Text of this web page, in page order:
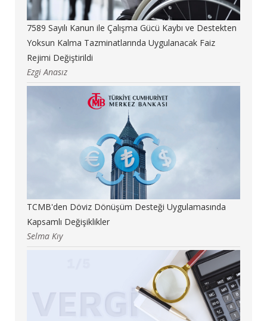
7589 Sayılı Kanun ile Çalışma Gücü Kaybı ve Destekten
Yoksun Kalma Tazminatlarında Uygulanacak Faiz
Rejimi Değiştirildi
Ezgi Anasız
TCMB'den Döviz Dönüşüm Desteği Uygulamasında
Kapsamlı Değişiklikler
Selma Kıy